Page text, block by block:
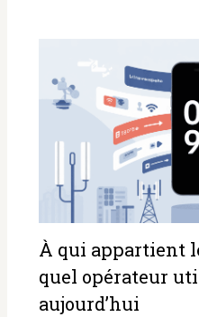
À qui appartient
quel opérateur
aujourd’hui